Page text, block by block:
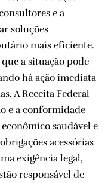
e a
soluções
mais eficiente.
a situação pode
há ação imediata
A Receita Federal
e a conformidade
saudável e
acessórias
exigência legal,
responsável de